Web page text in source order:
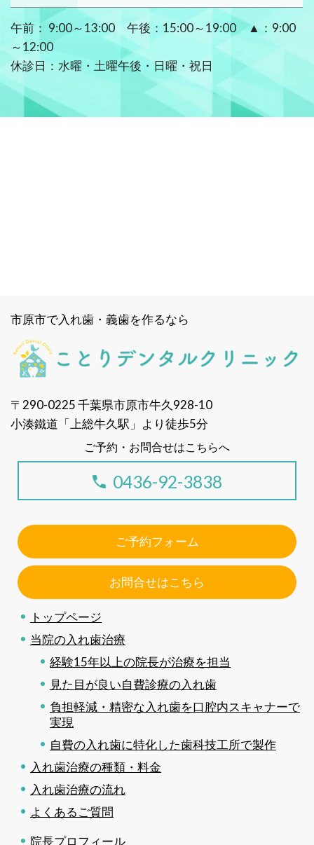
午前： 9:00～13:00 午後：15:00～19:00 ▲：9:00
～12:00
休診日：水曜・土曜午後・日曜・祝日
市原市で入れ歯・義歯を作るなら
〒290-0225 千葉県市原市牛久928-10
小湊鐵道「上総牛久駅」より徒歩5分
ご予約・お問合せはこちらへ
0436-92-3838
ご予約フォーム
お問合せはこちら
トップページ
当院の入れ歯治療
経験15年以上の院長が治療を担当
見た目が良い自費診療の入れ歯
負担軽減・精密な入れ歯を口腔内スキャナーで
実現
自費の入れ歯に特化した歯科技工所で製作
入れ歯治療の種類・料金
入れ歯治療の流れ
よくあるご質問
院長プロフィール